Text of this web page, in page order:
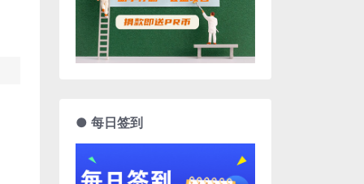
● 每日签到